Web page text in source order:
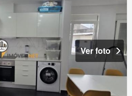
Ver foto